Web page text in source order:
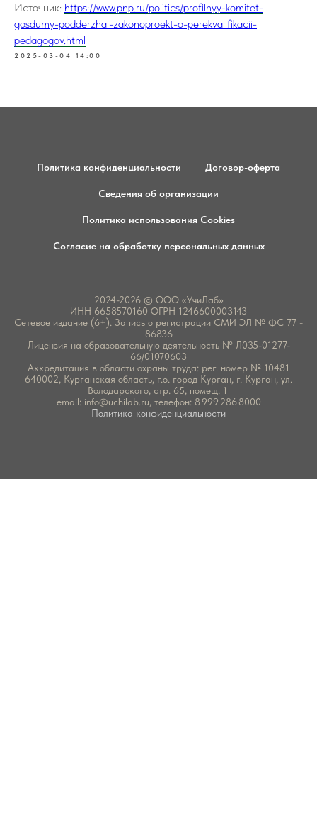
Источник: https://www.pnp.ru/politics/profilnyy-komitet-
gosdumy-podderzhal-zakonoproekt-o-perekvalifikacii-
pedagogov.html
2025-03-04 14:00
Политика конфиденциальности Договор-оферта
Сведения об организации
Политика использования Cookies
Согласие на обработку персональных данных
2024-2026 © ООО «УчиЛаб»
ИНН 6658570160 ОГРН 1246600003143
Сетевое издание (6+). Запись о регистрации СМИ ЭЛ № ФС 77 -
86836
Лицензия на образовательную деятельность № Л035-01277-
66/01070603
Аккредитация в области охраны труда: рег. номер № 10481
640002, Курганская область, г.о. город Курган, г. Курган, ул.
Володарского, стр. 65, помещ. 1
email: info@uchilab.ru, телефон: 8 999 286 8000
Политика конфиденциальности